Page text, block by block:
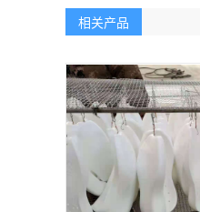
相关产品